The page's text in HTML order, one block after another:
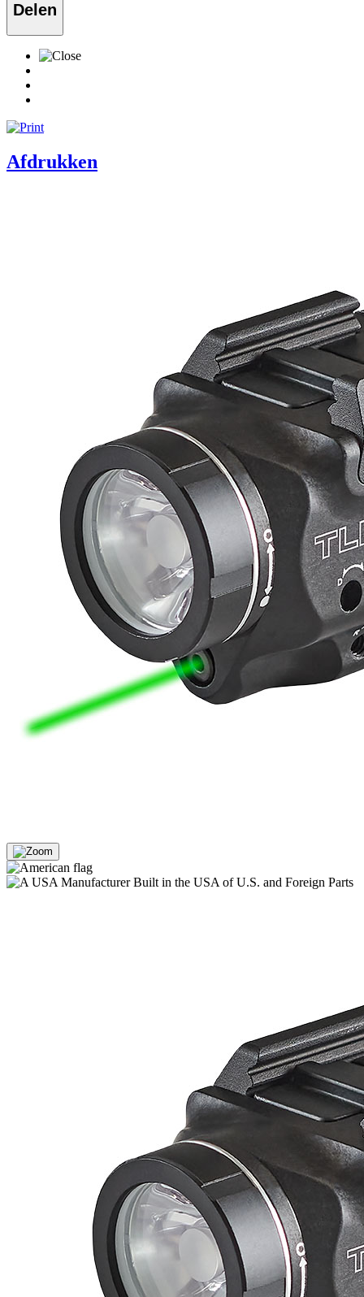
Delen
Afdrukken